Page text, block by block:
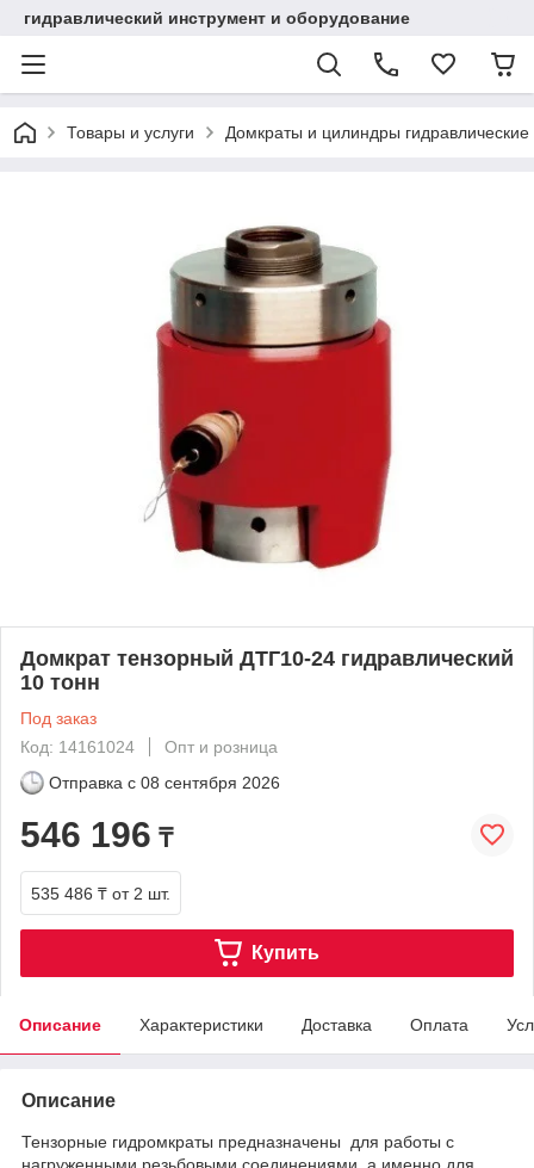
гидравлический инструмент и оборудование
Товары и услуги Домкраты и цилиндры гидравлические
Домкрат тензорный ДТГ10-24 гидравлический
10 тонн
Под заказ
Код: 14161024
Опт и розница
Отправка с 08 сентября 2026
546 196 ₸
535 486 ₸ от 2 шт.
Купить
Описание Характеристики Доставка Оплата
Описание
Тензорные гидромкраты предназначены для работы с
нагруженными резьбовыми соединениями, а именно для